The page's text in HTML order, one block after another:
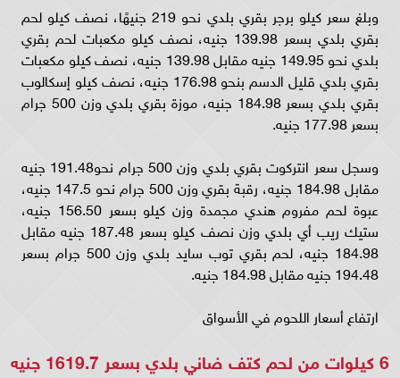
وبلغ سعر كيلو برجر بقري بلدي نحو 219 جنيهًا، نصف كيلو لحم
بقري بلدي بسعر 139.98 جنيه، نصف كيلو مكعبات لحم بقري
بلدي نحو 149.95 جنيه مقابل 139.98 جنيه، نصف كيلو مكعبات
بقري بلدي قليل الدسم بنحو 176.98 جنيه، نصف كيلو إسكالوب
بقري بلدي بسعر 184.98 جنيه، موزة بقري بلدي وزن 500 جرام
بسعر 177.98 جنيه.
وسجل سعر انتركوت بقري بلدي وزن 500 جرام نحو191.48 جنيه
مقابل 184.98 جنيه، رقبة بقري وزن 500 جرام نحو 147.5 جنيه،
عبوة لحم مفروم هندي مجمدة وزن كيلو بسعر 156.50 جنيه،
ستيك ريب أي بلدي وزن نصف كيلو بسعر 187.48 جنيه مقابل
184.98 جنيه، لحم بقري توب سايد بلدي وزن 500 جرام بسعر
194.48 جنيه مقابل 184.98 جنيه.
ارتفاع أسعار اللحوم في الأسواق
6 كيلوات من لحم كتف ضاني بلدي بسعر 1619.7 جنيه